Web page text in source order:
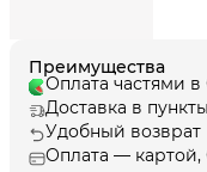
Преимущества
Оплата частями в
Доставка в
Удобный возврат
Оплата —